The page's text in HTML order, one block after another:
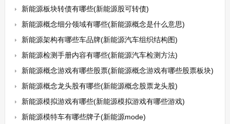
新能源板块转债有哪些(新能源股可转债)
新能源概念细分领域有哪些(新能源概念是什么意思)
新能源架构有哪些车品牌(新能源汽车组织结构图)
新能源检测手册内容有哪些(新能源汽车检测方法)
新能源概念游戏有哪些股票(新能源概念游戏有哪些股票板块)
新能源概念龙头股有哪些(新能源概念股票龙头股)
新能源模拟游戏有哪些(新能源模拟游戏有哪些游戏)
新能源模特车有哪些牌子(新能源mode)